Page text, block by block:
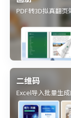
PDF转3D拟真翻页
二维码
Excel导入批量生